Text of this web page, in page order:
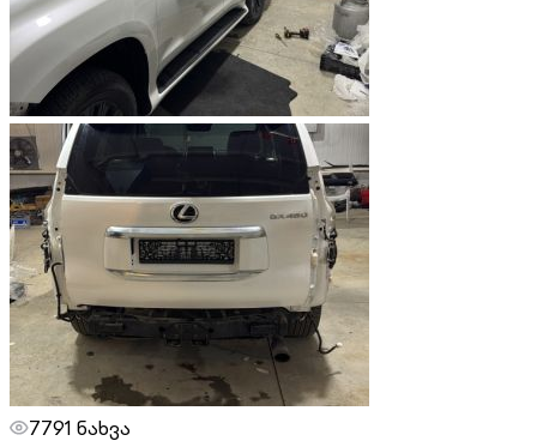
7791 ნახვა